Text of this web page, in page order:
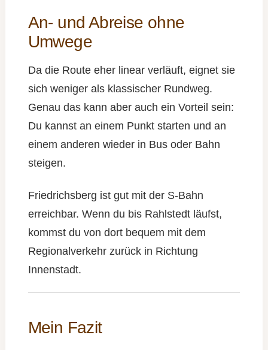
An- und Abreise ohne
Umwege
Da die Route eher linear verläuft, eignet sie
sich weniger als klassischer Rundweg.
Genau das kann aber auch ein Vorteil sein:
Du kannst an einem Punkt starten und an
einem anderen wieder in Bus oder Bahn
steigen.
Friedrichsberg ist gut mit der S-Bahn
erreichbar. Wenn du bis Rahlstedt läufst,
kommst du von dort bequem mit dem
Regionalverkehr zurück in Richtung
Innenstadt.
Mein Fazit